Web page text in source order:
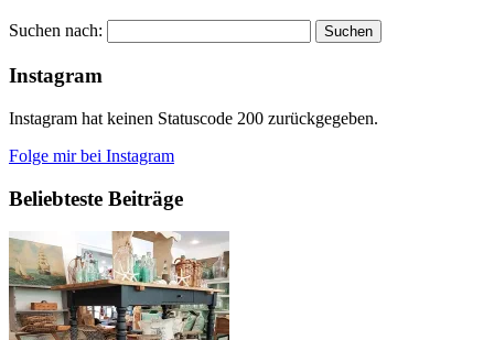
Suchen nach:
Instagram
Instagram hat keinen Statuscode 200 zurückgegeben.
Folge mir bei Instagram
Beliebteste Beiträge